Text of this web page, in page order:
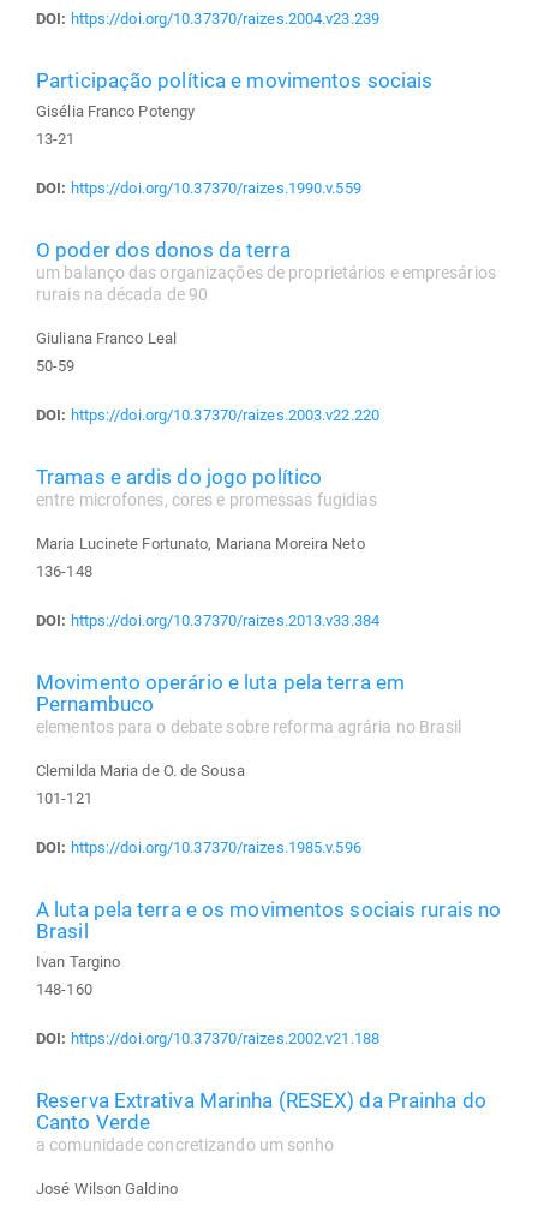
DOI: https://doi.org/10.37370/raizes.2004.v23.239
Participação política e movimentos sociais
Gisélia Franco Potengy
13-21
DOI: https://doi.org/10.37370/raizes.1990.v.559
O poder dos donos da terra
um balanço das organizações de proprietários e empresários
rurais na década de 90
Giuliana Franco Leal
50-59
DOI: https://doi.org/10.37370/raizes.2003.v22.220
Tramas e ardis do jogo político
entre microfones, cores e promessas fugidias
Maria Lucinete Fortunato, Mariana Moreira Neto
136-148
DOI: https://doi.org/10.37370/raizes.2013.v33.384
Movimento operário e luta pela terra em
Pernambuco
elementos para o debate sobre reforma agrária no Brasil
Clemilda Maria de O. de Sousa
101-121
DOI: https://doi.org/10.37370/raizes.1985.v.596
A luta pela terra e os movimentos sociais rurais no
Brasil
Ivan Targino
148-160
DOI: https://doi.org/10.37370/raizes.2002.v21.188
Reserva Extrativa Marinha (RESEX) da Prainha do
Canto Verde
a comunidade concretizando um sonho
José Wilson Galdino